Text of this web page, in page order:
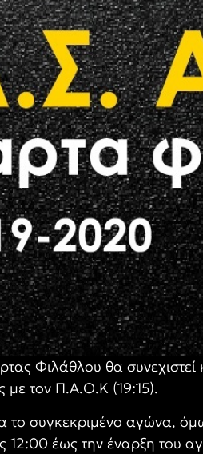
Φιλάθλου θα
με τον Π.Α.Ο.Κ (19:15).
το συγκεκριμένο αγώνα,
12:00 έως την έναρξη του